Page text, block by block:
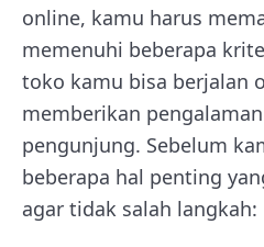
online, kamu harus
memenuhi beberapa
toko kamu bisa berjalan
memberikan
pengunjung. Sebelum
beberapa hal penting
agar tidak salah langkah: